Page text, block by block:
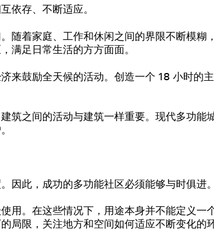
依存、不断适应。
随着家庭、工作和休闲之间的界限不断模糊
满足日常生活的方方面面。
来鼓励全天候的活动。创造一个 18 小时的
筑之间的活动与建筑一样重要。现代多功能
因此，成功的多功能社区必须能够与时俱进。
用。在这些情况下，用途本身并不能定义一
局限，关注地方和空间如何适应不断变化的环